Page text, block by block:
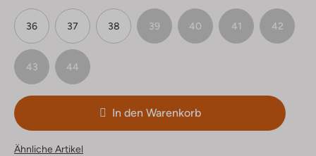
36 37 38 39 40 41 42
43 44
In den Warenkorb
Ähnliche Artikel